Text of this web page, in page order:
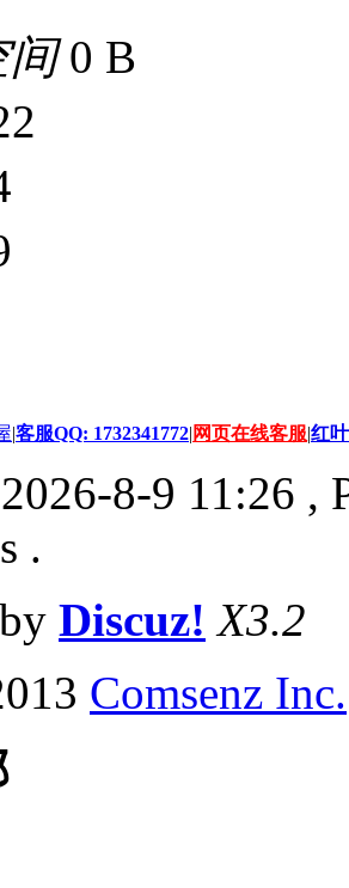
间0 B
|客服QQ: 1732341772| 网页在线客服|红
8-9 11:26 ,
.
Discuz! X3.2
Comsenz Inc.